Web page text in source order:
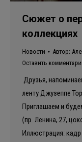
Сюжет о
коллекциях
Новости Автор:
Оставить
Друзья,
ленту Джузеппе
Приглашаем и
(пр. Ленина, 27,
Иллюстрация: